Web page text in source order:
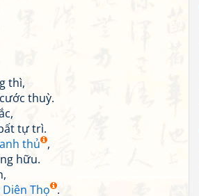
thì,
thuỳ.
tự trì.
thủ ,
hữu.
Thọ .